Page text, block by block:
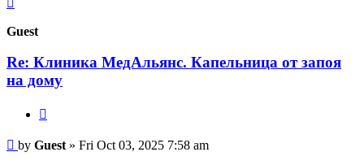
Guest
Re: Клиника МедАльянс. Капельница от запоя
на дому
Post
by Guest » Fri Oct 03, 2025 7:58 am